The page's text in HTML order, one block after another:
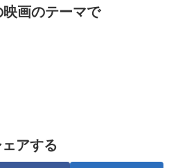
画のテーマで
ェアする